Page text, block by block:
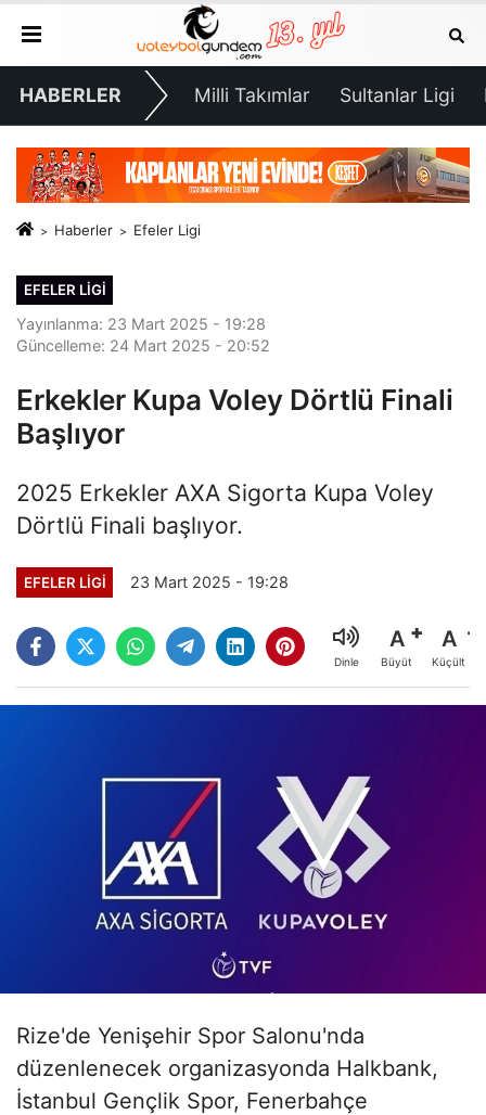
HABERLER Milli Takımlar Sultanlar Ligi
Haberler Efeler Ligi
EFELER LIGI
Yayınlanma: 23 Mart 2025 - 19:28
Güncelleme: 24 Mart 2025 - 20:52
Erkekler Kupa Voley Dörtlü Finali
Başlıyor
2025 Erkekler AXA Sigorta Kupa Voley
Dörtlü Finali başlıyor.
EFELER LIGI 23 Mart 2025 - 19:28
Dinle
A
Büyüt
A
Küçült
Rize'de Yenişehir Spor Salonu'nda
düzenlenecek organizasyonda Halkbank,
İstanbul Gençlik Spor, Fenerbahçe